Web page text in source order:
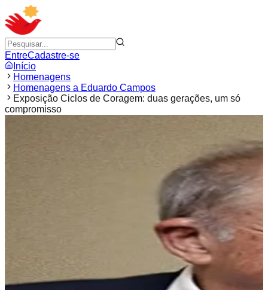
EntreCadastre-se
Início
Homenagens
Homenagens a Eduardo Campos
Exposição Ciclos de Coragem: duas gerações, um só
compromisso